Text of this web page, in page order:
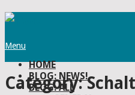
Menu
HOME
BLOG: NEWS!
BLOG: ALL
Category: